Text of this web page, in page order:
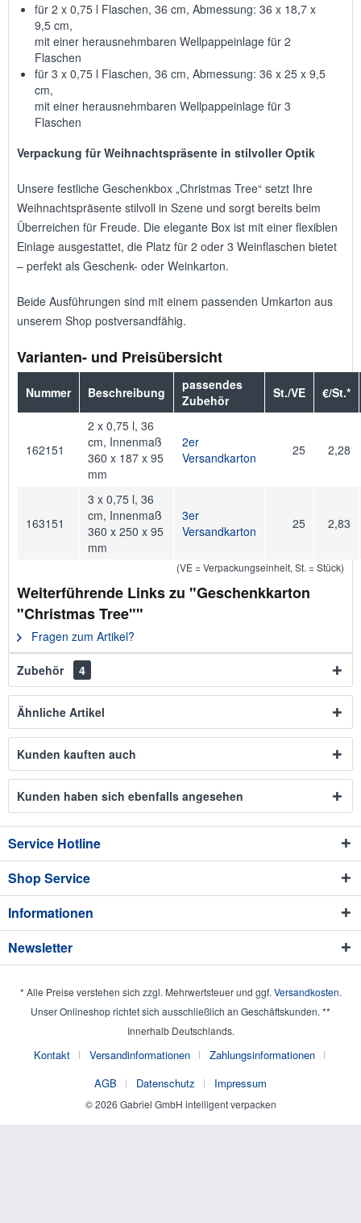
für 2 x 0,75 l Flaschen, 36 cm, Abmessung: 36 x 18,7 x
9,5 cm,
mit einer herausnehmbaren Wellpappeinlage für 2
Flaschen
für 3 x 0,75 l Flaschen, 36 cm, Abmessung: 36 x 25 x 9,5
cm,
mit einer herausnehmbaren Wellpappeinlage für 3
Flaschen
Verpackung für Weihnachtspräsente in stilvoller Optik
Unsere festliche Geschenkbox „Christmas Tree“ setzt Ihre
Weihnachtspräsente stilvoll in Szene und sorgt bereits beim
Überreichen für Freude. Die elegante Box ist mit einer flexiblen
Einlage ausgestattet, die Platz für 2 oder 3 Weinflaschen bietet
– perfekt als Geschenk- oder Weinkarton.
Beide Ausführungen sind mit einem passenden Umkarton aus
unserem Shop postversandfähig.
Varianten- und Preisübersicht
Nummer Beschreibung
passendes
Zubehör
St./VE €/St.*
162151
2 x 0,75 l, 36
cm, Innenmaß
360 x 187 x 95
mm
2er
Versandkarton
25 2,28
163151
3 x 0,75 l, 36
cm, Innenmaß
360 x 250 x 95
mm
3er
Versandkarton
25 2,83
(VE = Verpackungseinheit, St. = Stück)
Weiterführende Links zu "Geschenkkarton
"Christmas Tree""
Fragen zum Artikel?
Zubehör 4
Ähnliche Artikel
Kunden kauften auch
Kunden haben sich ebenfalls angesehen
Service Hotline
Shop Service
Informationen
Newsletter
* Alle Preise verstehen sich zzgl. Mehrwertsteuer und ggf. Versandkosten.
Unser Onlineshop richtet sich ausschließlich an Geschäftskunden. **
Innerhalb Deutschlands.
Kontakt Versandinformationen
Zahlungsinformationen
AGB
Datenschutz Impressum
© 2026 Gabriel GmbH intelligent verpacken